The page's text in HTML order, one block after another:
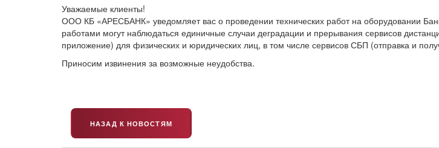
Уважаемые клиенты!
ООО КБ «АРЕСБАНК» уведомляет вас о проведении технических работ на оборудовании
работами могут наблюдаться единичные случаи деградации и прерывания сервисов
приложение) для физических и юридических лиц, в том числе сервисов СБП (отправка и
Приносим извинения за возможные неудобства.
НАЗАД К НОВОСТЯМ